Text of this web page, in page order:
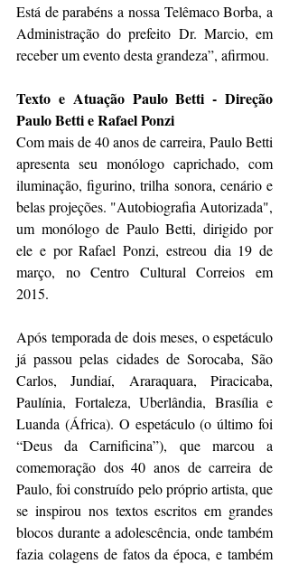
Está de parabéns a nossa Telêmaco Borba, a
Administração do prefeito Dr. Marcio, em
receber um evento desta grandeza”, afirmou.
Texto e Atuação Paulo Betti - Direção
Paulo Betti e Rafael Ponzi
Com mais de 40 anos de carreira, Paulo Betti
apresenta seu monólogo caprichado, com
iluminação, figurino, trilha sonora, cenário e
belas projeções. "Autobiografia Autorizada",
um monólogo de Paulo Betti, dirigido por
ele e por Rafael Ponzi, estreou dia 19 de
março, no Centro Cultural Correios em
2015.
Após temporada de dois meses, o espetáculo
já passou pelas cidades de Sorocaba, São
Carlos, Jundiaí, Araraquara, Piracicaba,
Paulínia, Fortaleza, Uberlândia, Brasília e
Luanda (África). O espetáculo (o último foi
“Deus da Carnificina”), que marcou a
comemoração dos 40 anos de carreira de
Paulo, foi construído pelo próprio artista, que
se inspirou nos textos escritos em grandes
blocos durante a adolescência, onde também
fazia colagens de fatos da época, e também